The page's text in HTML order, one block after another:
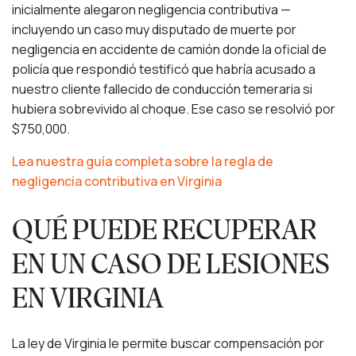
inicialmente alegaron negligencia contributiva —
incluyendo un caso muy disputado de muerte por
negligencia en accidente de camión donde la oficial de
policía que respondió testificó que habría acusado a
nuestro cliente fallecido de conducción temeraria si
hubiera sobrevivido al choque. Ese caso se resolvió por
$750,000.
Lea nuestra guía completa sobre la regla de
negligencia contributiva en Virginia
QUÉ PUEDE RECUPERAR
EN UN CASO DE LESIONES
EN VIRGINIA
La ley de Virginia le permite buscar compensación por